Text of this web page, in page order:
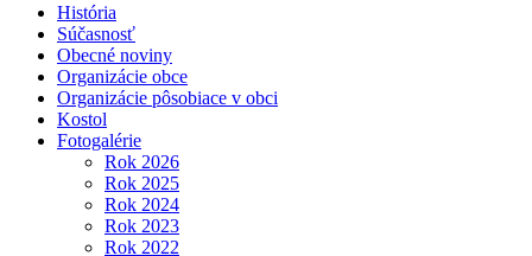
História
Súčasnosť
Obecné noviny
Organizácie obce
Organizácie pôsobiace v obci
Kostol
Fotogalérie
Rok 2026
Rok 2025
Rok 2024
Rok 2023
Rok 2022